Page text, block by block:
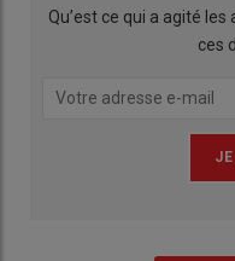
Qu’est ce qui a agité
ces